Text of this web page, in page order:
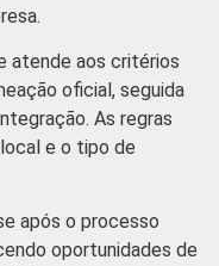
atende aos critérios
oficial, seguida
As regras
e o tipo de
após o processo
oportunidades de